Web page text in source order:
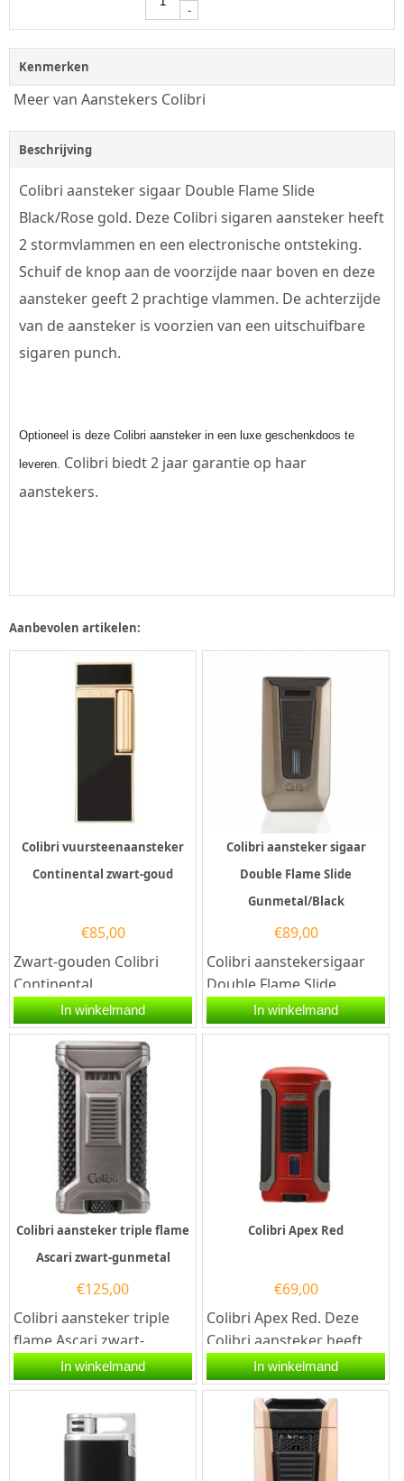
-
Kenmerken
Meer van Aanstekers Colibri
Beschrijving
Colibri aansteker sigaar Double Flame Slide
Black/Rose gold. Deze Colibri sigaren aansteker heeft
2 stormvlammen en een electronische ontsteking.
Schuif de knop aan de voorzijde naar boven en deze
aansteker geeft 2 prachtige vlammen. De achterzijde
van de aansteker is voorzien van een uitschuifbare
sigaren punch.
Optioneel is deze Colibri aansteker in een luxe geschenkdoos te
leveren. Colibri biedt 2 jaar garantie op haar
aanstekers.
Aanbevolen artikelen:
Colibri vuursteenaansteker
Continental zwart-goud
€85,00
Zwart-gouden Colibri
Continental
Vuursteenaansteker
Graveren – Luxe Cadeau
voor HemBen je op zoek...
In winkelmand
Colibri aansteker sigaar
Double Flame Slide
Gunmetal/Black
€89,00
Colibri aanstekersigaar
Double Flame Slide
Gunmetal/Black. Deze
Colibri sigaren aansteker
In winkelmand
Colibri aansteker triple flame
Ascari zwart-gunmetal
€125,00
Colibri aansteker triple
flame Ascari zwart-
gunmetal. Deze Colibri
aansteker heeft een
In winkelmand
Colibri Apex Red
€69,00
Colibri Apex Red. Deze
Colibri aansteker heeft
1 stormvlammen en een
electronische
ontsteking....
In winkelmand